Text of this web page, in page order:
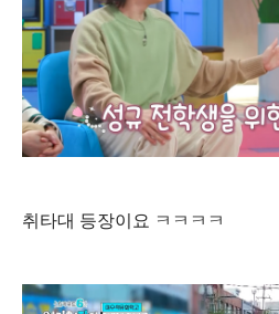
취타대 등장이요 ㅋㅋㅋㅋ